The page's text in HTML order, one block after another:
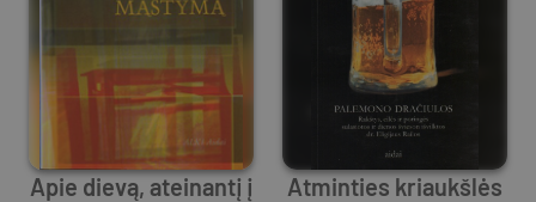
Apie dievą, ateinantį į
Atminties kriaukšlės